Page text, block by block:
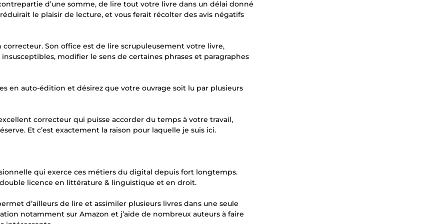
d’une somme, de lire tout votre livre dans un délai donné
le plaisir de lecture, et vous ferait récolter des avis négatifs
Son office est de lire scrupuleusement votre livre,
modifier le sens de certaines phrases et paragraphes
en auto-édition et désirez que votre ouvrage soit lu par plusieurs
correcteur qui puisse accorder du temps à votre travail,
Et c’est exactement la raison pour laquelle je suis ici.
qui exerce ces métiers du digital depuis fort longtemps.
licence en littérature & linguistique et en droit.
d’ailleurs de lire et assimiler plusieurs livres dans une seule
notamment sur Amazon et j’aide de nombreux auteurs à faire